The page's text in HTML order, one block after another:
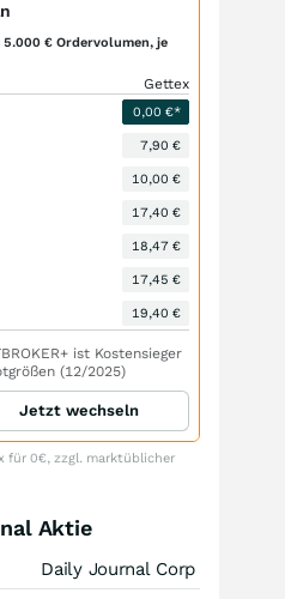
€ Ordervolumen, je
Gettex
0,00 €*
7,90 €
10,00 €
17,40 €
18,47 €
17,45 €
19,40 €
ist Kostensieger
(12/2025)
Jetzt wechseln
für 0€, zzgl. marktüblicher
Aktie
Daily Journal Corp